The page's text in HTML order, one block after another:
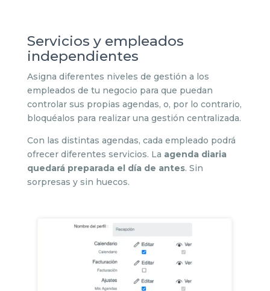
Servicios y empleados
independientes
Asigna diferentes niveles de gestión a los
empleados de tu negocio para que puedan
controlar sus propias agendas, o, por lo contrario,
bloquéalos para realizar una gestión centralizada.
Con las distintas agendas, cada empleado podrá
ofrecer diferentes servicios. La agenda diaria
quedará preparada el día de antes. Sin
sorpresas y sin huecos.